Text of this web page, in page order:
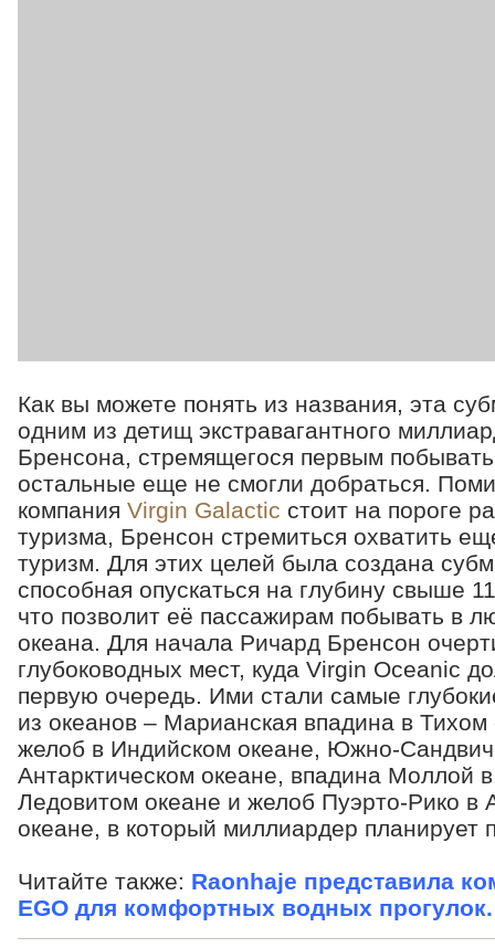
Как вы можете понять из названия, эта
одним из детищ экстравагантного
Бренсона, стремящегося первым
остальные еще не смогли добраться.
компания Virgin Galactic стоит на пороге
туризма, Бренсон стремиться охватить
туризм. Для этих целей была создана
способная опускаться на глубину свыше
что позволит её пассажирам побывать в
океана. Для начала Ричард Бренсон
глубоководных мест, куда Virgin Oceanic
первую очередь. Ими стали самые
из океанов – Марианская впадина в Тихом
желоб в Индийском океане, Южно-
Антарктическом океане, впадина Моллой
Ледовитом океане и желоб Пуэрто-Рико в
океане, в который миллиардер планирует
Читайте также: Raonhaje представила
EGO для комфортных водных прогулок.